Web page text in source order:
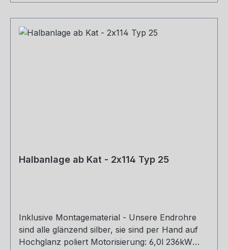
Halbanlage ab Kat - 2x114 Typ 25
Inklusive Montagematerial - Unsere Endrohre
sind alle glänzend silber, sie sind per Hand auf
Hochglanz poliert Motorisierung: 6,0l 236kW